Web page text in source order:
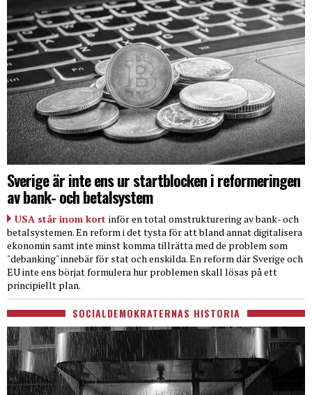
Sverige är inte ens ur startblocken i reformeringen
av bank- och betalsystem
USA står inom kort inför en total omstrukturering av bank- och
betalsystemen. En reform i det tysta för att bland annat digitalisera
ekonomin samt inte minst komma tillrätta med de problem som
"debanking" innebär för stat och enskilda. En reform där Sverige och
EU inte ens börjat formulera hur problemen skall lösas på ett
principiellt plan.
SOCIALDEMOKRATERNAS HISTORIA